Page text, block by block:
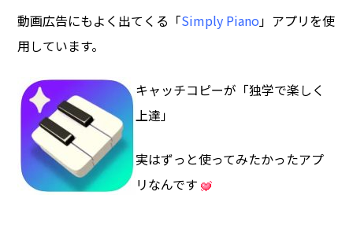
動画広告にもよく出てくる「Simply Piano」アプリを使
用しています。
キャッチコピーが「独学で楽しく
上達」
実はずっと使ってみたかったアプ
リなんです